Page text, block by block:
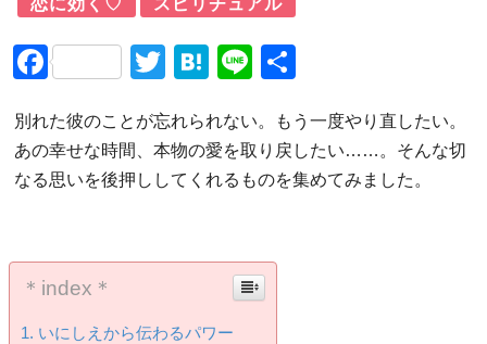
恋に効く♡
スピリチュアル
FacebookTwitter
Hatena
Line
別れた彼のことが忘れられない。もう一度やり直したい。
あの幸せな時間、本物の愛を取り戻したい……。そんな切
なる思いを後押ししてくれるものを集めてみました。
＊index＊
いにしえから伝わるパワー